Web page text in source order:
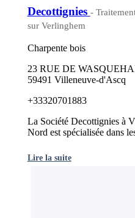
Decottignies -
sur Verlinghem
Charpente bois
23 RUE DE
59491 Villeneuve-d'Ascq
+33320701883
La Société Decottignies à
Nord est spécialisée dans
Lire la suite